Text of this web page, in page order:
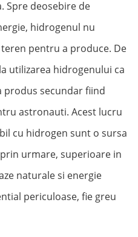
Spre deosebire de
hidrogenul nu
pentru a produce. De
utilizarea hidrogenului ca
produs secundar fiind
astronauti. Acest lucru
cu hidrogen sunt o sursa
urmare, superioare in
naturale si energie
periculoase, fie greu